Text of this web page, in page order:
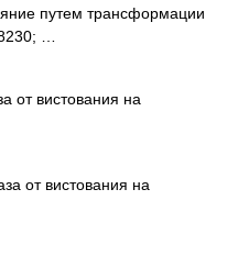
путем трансформации
…
от вистования на
от вистования на